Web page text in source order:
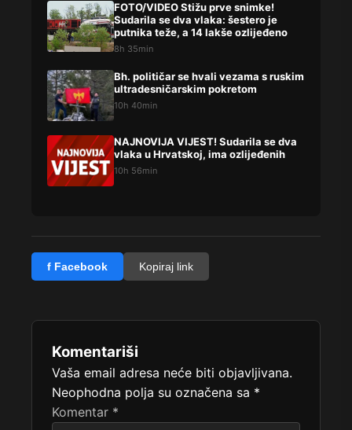
FOTO/VIDEO Stižu prve snimke!
Sudarila se dva vlaka: šestero je
putnika teže, a 14 lakše ozlijeđeno
8h 35min
Bh. političar se hvali vezama s ruskim
ultradesničarskim pokretom
10h 40min
NAJNOVIJA VIJEST! Sudarila se dva
vlaka u Hrvatskoj, ima ozlijeđenih
10h 56min
f Facebook Kopiraj link
Komentariši
Vaša email adresa neće biti objavljivana.
Neophodna polja su označena sa *
Komentar *